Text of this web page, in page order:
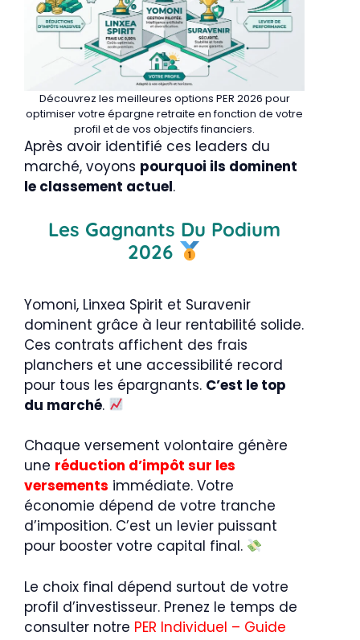
Découvrez les meilleures options PER 2026 pour
optimiser votre épargne retraite en fonction de votre
profil et de vos objectifs financiers.
Après avoir identifié ces leaders du
marché, voyons pourquoi ils dominent
le classement actuel.
Les Gagnants Du Podium
2026
Yomoni, Linxea Spirit et Suravenir
dominent grâce à leur rentabilité solide.
Ces contrats affichent des frais
planchers et une accessibilité record
pour tous les épargnants. C’est le top
du marché.
Chaque versement volontaire génère
une réduction d’impôt sur les
versements immédiate. Votre
économie dépend de votre tranche
d’imposition. C’est un levier puissant
pour booster votre capital final.
Le choix final dépend surtout de votre
profil d’investisseur. Prenez le temps de
consulter notre PER Individuel – Guide